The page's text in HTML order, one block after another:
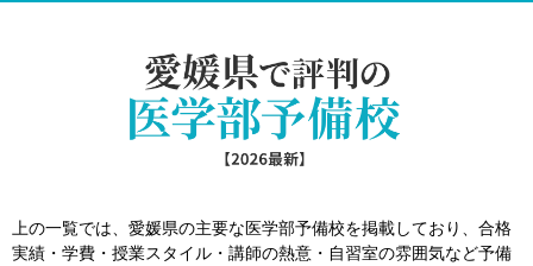
上の一覧では、愛媛県の主要な医学部予備校を掲載しており、合格
実績・学費・授業スタイル・講師の熱意・自習室の雰囲気など予備